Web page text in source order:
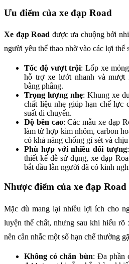
Ưu điểm của xe đạp Road
Xe đạp Road được ưa chuộng bởi
người yêu thể thao nhờ vào các lợi thế
Tốc độ vượt trội: Lốp xe
hỗ trợ xe lướt nhanh và mượt
bằng phẳng.
Trọng lượng nhẹ: Khung xe
chất liệu nhẹ giúp hạn chế lực
suất di chuyển.
Độ bền cao: Các mẫu xe đạp
làm từ hợp kim nhôm, carbon
có khả năng chống gỉ sét và
Phù hợp với nhiều đối tượng
thiết kế dễ sử dụng, xe đạp
bắt đầu lẫn người đã có kinh
Nhược điểm của xe đạp Road
Mặc dù mang lại nhiều lợi ích cho
luyện thể chất, nhưng sau khi hiểu rõ
nên cân nhắc một số hạn chế thường
Không có chắn bùn: Đa phần